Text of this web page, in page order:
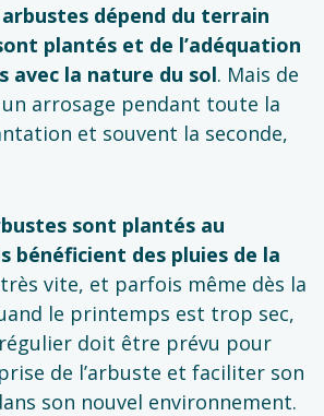
arbustes dépend du terrain
plantés et de l’adéquation
avec la nature du sol. Mais de
arrosage pendant toute la
et souvent la seconde,
sont plantés au
bénéficient des pluies de la
vite, et parfois même dès la
le printemps est trop sec,
doit être prévu pour
de l’arbuste et faciliter son
son nouvel environnement.